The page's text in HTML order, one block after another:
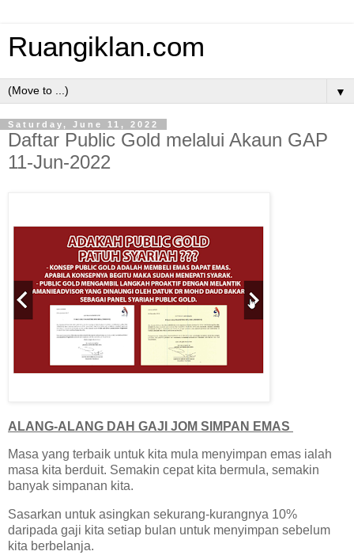
Ruangiklan.com
▼
Saturday, June 11, 2022
Daftar Public Gold melalui Akaun GAP
11-Jun-2022
ALANG-ALANG DAH GAJI JOM SIMPAN EMAS
Masa yang terbaik untuk kita mula menyimpan emas ialah
masa kita berduit. Semakin cepat kita bermula, semakin
banyak simpanan kita.
Sasarkan untuk asingkan sekurang-kurangnya 10%
daripada gaji kita setiap bulan untuk menyimpan sebelum
kita berbelanja.